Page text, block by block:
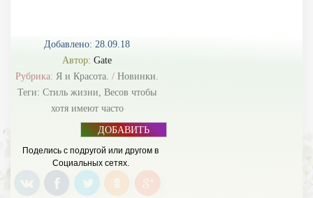
Добавлено: 28.09.18
Автор: Gate
Рубрика: Я и Красота. / Новинки.
Теги: Стиль жизни, Весов чтобы
хотя имеют часто
ДОБАВИТЬ
Поделись с подругой или другом в
Социальных сетях.